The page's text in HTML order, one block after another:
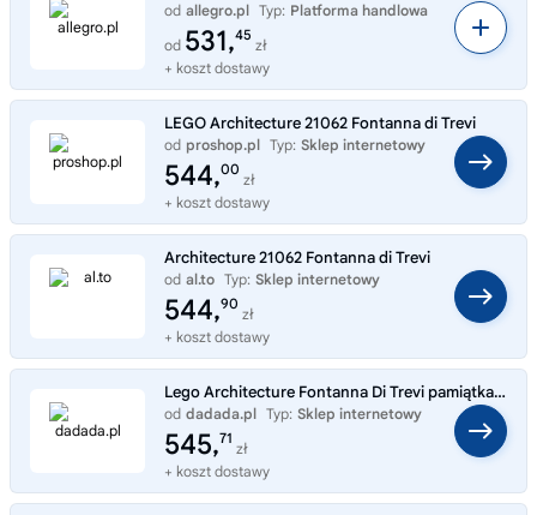
od allegro.pl Typ: Platforma handlowa
od 531,45
zł
+ koszt dostawy
LEGO Architecture 21062 Fontanna di Trevi
od proshop.pl Typ: Sklep internetowy
544,00
zł
+ koszt dostawy
Architecture 21062 Fontanna di Trevi
od al.to Typ: Sklep internetowy
544,90
zł
+ koszt dostawy
Lego Architecture Fontanna Di Trevi pamiątka z Włoch 21062
od dadada.pl Typ: Sklep internetowy
545,71
zł
+ koszt dostawy